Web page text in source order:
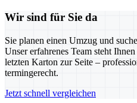
Wir sind für Sie da
Sie planen einen Umzug und
Unser erfahrenes Team steht
letzten Karton zur Seite –
termingerecht.
Jetzt schnell vergleichen